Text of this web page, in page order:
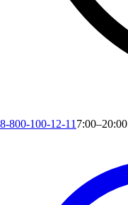
8-800-100-12-11 7:00–20:00